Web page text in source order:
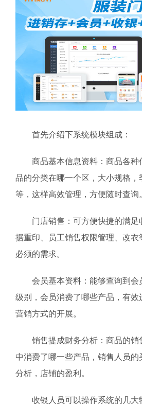
首先介绍下系统模块组成：
商品基本信息资料：商品各种
品的分类在哪一个区，大小规格，
等，这样高效管理，方便随时查询
门店销售：可方便快捷的满足
据重印、员工销售权限管理、改衣
必须的需求。
会员基本资料：能够查询到会
级别，会员消费了哪些产品，有效
营销方式的开展。
销售提成财务分析：商品的销
中消费了哪一些产品，销售人员的
分析，店铺的盈利。
收银人员可以操作系统的几大